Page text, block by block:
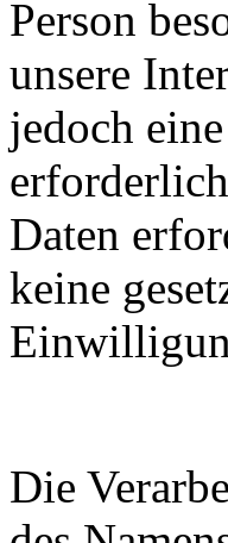
Person
unsere
jedoch
Daten
keine
Die